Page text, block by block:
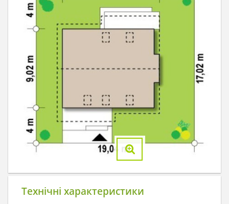
Технічні характеристики